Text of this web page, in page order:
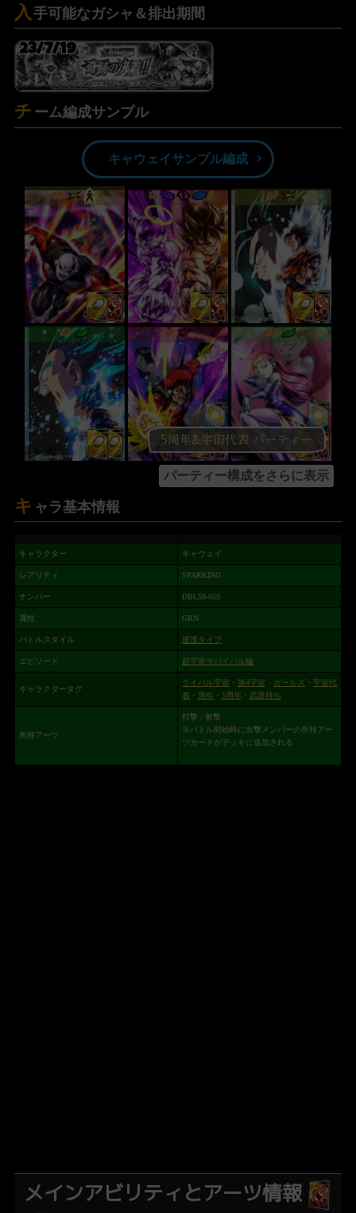
入 手可能なガシャ＆排出期間
23/7/19
チ ーム編成サンプル
キャウェイサンプル編成
5周年&宇宙代表 パーティー
SP LL SP
SP SP SP
パーティー構成をさらに表示
キ ャラ基本情報
キャラクター キャウェイ
レアリティ SPARKING
ナンバー DBL59-05S
属性 GRN
バトルスタイル 援護タイプ
エピソード 超宇宙サバイバル編
キャラクタータグ
ライバル宇宙・ 第4宇宙・ ガールズ・ 宇宙代
表 ・ 周年 ・ 5周年 ・ 武器持ち
所持アーツ
打撃 / 射撃
※バトル開始時に出撃メンバーの所持アー
ツカードがデッキに追加される
メインアビリティとアーツ情報